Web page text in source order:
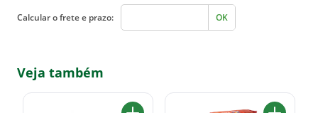
Calcular o frete e prazo: OK
Veja também